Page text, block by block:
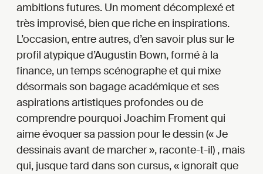
ambitions futures. Un moment décomplexé et
très improvisé, bien que riche en inspirations.
L’occasion, entre autres, d’en savoir plus sur le
profil atypique d’Augustin Bown, formé à la
finance, un temps scénographe et qui mixe
désormais son bagage académique et ses
aspirations artistiques profondes ou de
comprendre pourquoi Joachim Froment qui
aime évoquer sa passion pour le dessin (« Je
dessinais avant de marcher », raconte-t-il) , mais
qui, jusque tard dans son cursus, « ignorait que